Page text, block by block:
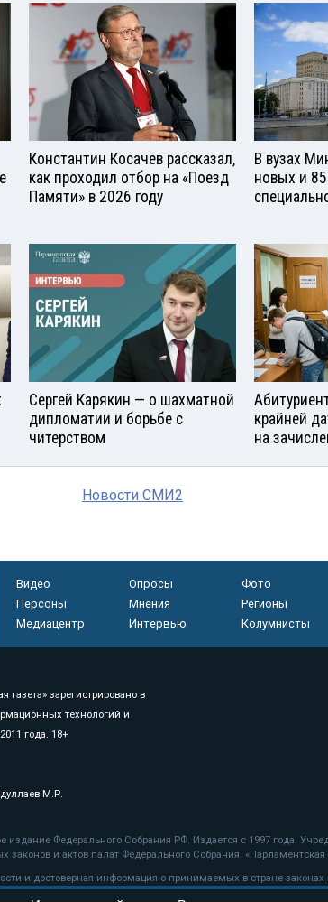
Константин Косачев рассказал,
как проходил отбор на «Поезд
Памяти» в 2026 году
В вузах
новых и
Сергей Карякин — о шахматной
дипломатии и борьбе с
читерством
крайней
на
Новости СМИ2
Видео Опросы
Фото
Персоны
Мнения
Регионы
Медиацентр
Интервью Колумнисты
газета» зарегистрировано в
технологий и
года. 18+
М.Р.
издание Федерального Собрания РФ. Издается с 1997 года.
и актов палат Федерального Собрания.
и достоверная информация о принимаемых в стране